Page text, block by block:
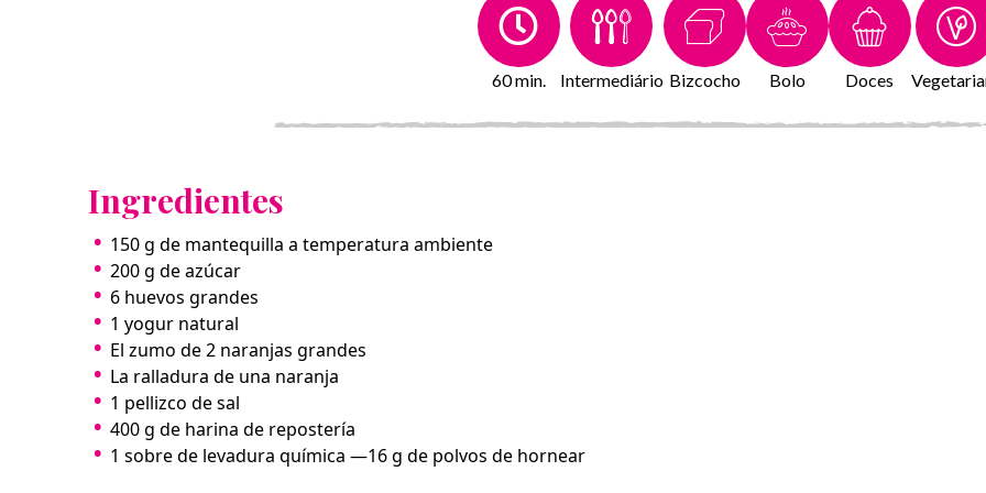
60 min. Intermediário Bizcocho Bolo Doces
Ingredientes
150 g de mantequilla a temperatura ambiente
200 g de azúcar
6 huevos grandes
1 yogur natural
El zumo de 2 naranjas grandes
La ralladura de una naranja
1 pellizco de sal
400 g de harina de repostería
1 sobre de levadura química —16 g de polvos de hornear